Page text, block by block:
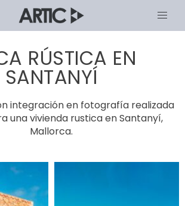
RÚSTICA EN
SANTANYÍ
integración en fotografía realizada
una vivienda rustica en Santanyí,
Mallorca.